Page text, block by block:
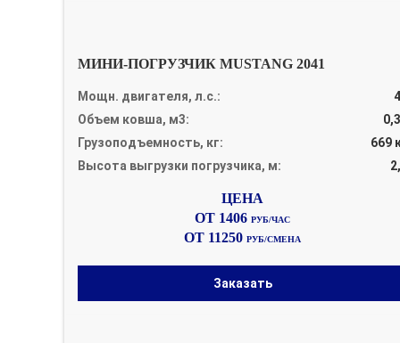
МИНИ-ПОГРУЗЧИК MUSTANG 2041
Мощн. двигателя, л.с.:
Объем ковша, м3:
Грузоподъемность, кг:
669
Высота выгрузки погрузчика, м:
ОТ 1406РУБ/ЧАС
ОТ 11250РУБ/СМЕНА
Заказать